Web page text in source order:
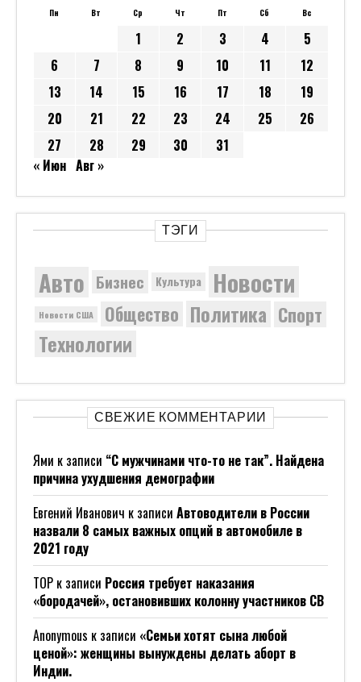
Пн Вт Ср Чт Пт Сб Вс
1 2 3 4
5
6
7 8 9 10 11
12
13
14 15 16 17 18
19
20
21 22 23 24 25
26
27
28 29 30
31
« Июн Авг »
ТЭГИ
Авто Бизнес Культура Новости
Новости США Общество Политика Спорт
Технологии
СВЕЖИЕ КОММЕНТАРИИ
Ями к записи “С мужчинами что-то не так”. Найдена
причина ухудшения демографии
Евгений Иванович к записи Автоводители в России
назвали 8 самых важных опций в автомобиле в
2021 году
ТОР к записи Россия требует наказания
«бородачей», остановивших колонну участников СВ
Anonymous к записи «Семьи хотят сына любой
ценой»: женщины вынуждены делать аборт в
Индии.